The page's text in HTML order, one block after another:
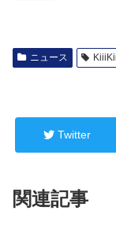
ニュース
Twitter
関連記事